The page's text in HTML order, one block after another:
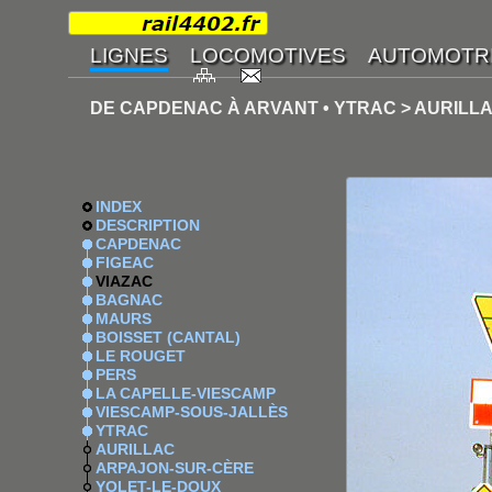
DE CAPDENAC À ARVANT • YTRAC >
INDEX
DESCRIPTION
CAPDENAC
FIGEAC
VIAZAC
BAGNAC
MAURS
BOISSET (CANTAL)
LE ROUGET
PERS
LA CAPELLE-VIESCAMP
VIESCAMP-SOUS-JALLÈS
YTRAC
AURILLAC
ARPAJON-SUR-CÈRE
YOLET-LE-DOUX